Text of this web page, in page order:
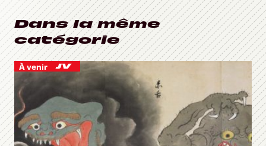
Dans la même
catégorie
À venir